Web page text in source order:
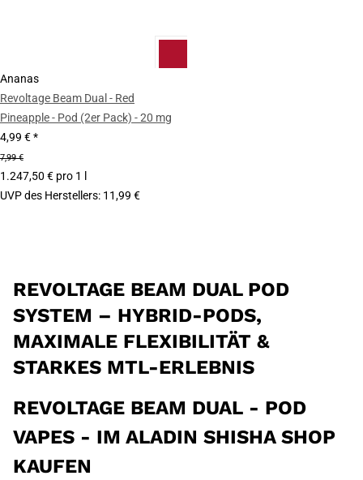
Ananas
Revoltage Beam Dual - Red
Pineapple - Pod (2er Pack) - 20 mg
4,99 €*
7,99 €
1.247,50 € pro 1 l
UVP des Herstellers: 11,99 €
REVOLTAGE BEAM DUAL POD
SYSTEM – HYBRID-PODS,
MAXIMALE FLEXIBILITÄT &
STARKES MTL-ERLEBNIS
REVOLTAGE BEAM DUAL - POD
VAPES - IM ALADIN SHISHA SHOP
KAUFEN